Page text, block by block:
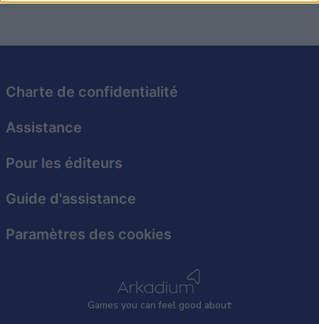
functionality and fraud prevention, and other
Games you can feel good about
Charte de confidentialité
Assistance
Pour les éditeurs
Guide d'assistance
Paramètres des cookies